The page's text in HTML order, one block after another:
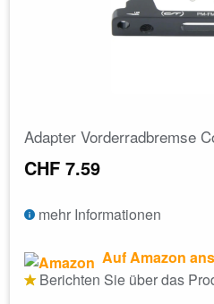
Adapter Vorderradbremse
CHF 7.59
mehr Informationen
Auf Amazon
Berichten Sie über das